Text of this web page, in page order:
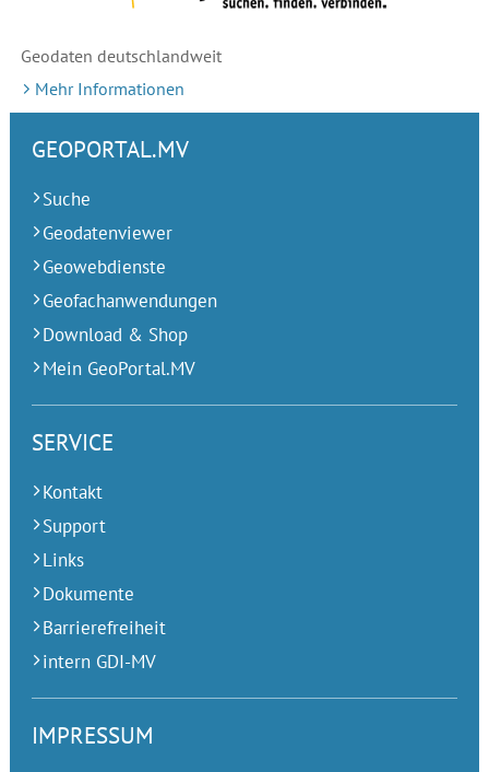
Geodaten deutschlandweit
Mehr Informationen
GEOPORTAL.MV
Suche
Geodatenviewer
Geowebdienste
Geofachanwendungen
Download & Shop
Mein GeoPortal.MV
SERVICE
Kontakt
Support
Links
Dokumente
Barrierefreiheit
intern GDI-MV
IMPRESSUM